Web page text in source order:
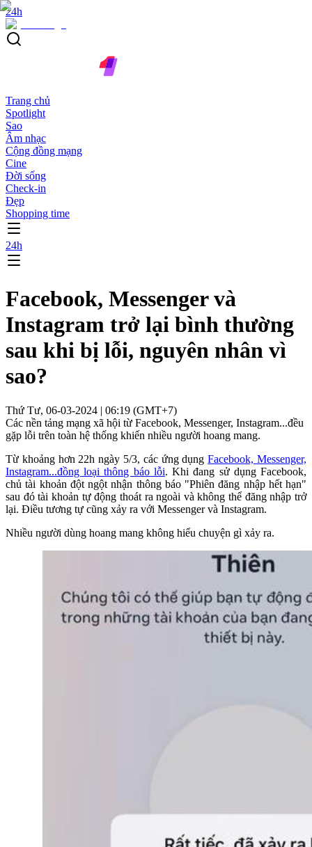
24h
Trang chủ
Spotlight
Sao
Âm nhạc
Cộng đồng mạng
Cine
Đời sống
Check-in
Đẹp
Shopping time
24h
Facebook, Messenger và
Instagram trở lại bình thường
sau khi bị lỗi, nguyên nhân vì
sao?
Thứ Tư, 06-03-2024 | 06:19 (GMT+7)
Các nền tảng mạng xã hội từ Facebook, Messenger, Instagram...đều
gặp lỗi trên toàn hệ thống khiến nhiều người hoang mang.
Từ khoảng hơn 22h ngày 5/3, các ứng dụngFacebook, Messenger,
Instagram...đồng loại thông báo lỗi. Khi đang sử dụng Facebook,
chủ tài khoản đột ngột nhận thông báo "Phiên đăng nhập hết hạn"
sau đó tài khoản tự động thoát ra ngoài và không thể đăng nhập trở
lại. Điều tương tự cũng xảy ra với Messenger và Instagram.
Nhiều người dùng hoang mang không hiểu chuyện gì xảy ra.